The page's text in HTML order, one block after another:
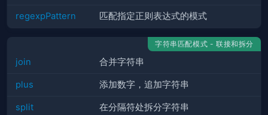
regexpPattern 匹配指定正则表达式的模式
字符串匹配模式 - 联接和拆分
join 合并字符串
plus 添加数字，追加字符串
split 在分隔符处拆分字符串